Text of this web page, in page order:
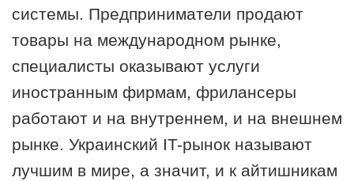
системы. Предприниматели продают
товары на международном рынке,
специалисты оказывают услуги
иностранным фирмам, фрилансеры
работают и на внутреннем, и на внешнем
рынке. Украинский IT-рынок называют
лучшим в мире, а значит, и к айтишникам